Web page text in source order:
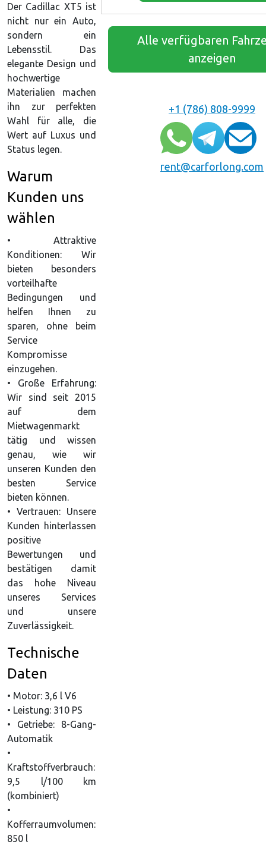
Alle verfügbaren
anzeigen
+1 (786) 808-9999
rent@carforlong.com
Der Cadillac XT5 ist
nicht nur ein Auto,
sondern ein
Lebensstil. Das
elegante Design und
hochwertige
Materialien machen
ihn zur perfekten
Wahl für alle, die
Wert auf Luxus und
Status legen.
Warum
Kunden uns
wählen
• Attraktive
Konditionen: Wir
bieten besonders
vorteilhafte
Bedingungen und
helfen Ihnen zu
sparen, ohne beim
Service
Kompromisse
einzugehen.
• Große Erfahrung:
Wir sind seit 2015
auf dem
Mietwagenmarkt
tätig und wissen
genau, wie wir
unseren Kunden den
besten Service
bieten können.
• Vertrauen: Unsere
Kunden hinterlassen
positive
Bewertungen und
bestätigen damit
das hohe Niveau
unseres Services
und unsere
Zuverlässigkeit.
Technische
Daten
• Motor: 3,6 l V6
• Leistung: 310 PS
• Getriebe: 8-Gang-
Automatik
•
Kraftstoffverbrauch:
9,5 l/100 km
(kombiniert)
•
Kofferraumvolumen:
850 l